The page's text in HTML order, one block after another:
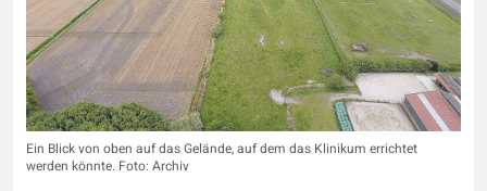
Ein Blick von oben auf das Gelände, auf dem das Klinikum errichtet
werden könnte. Foto: Archiv